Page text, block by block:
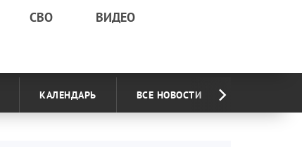
СВО ВИДЕО
КАЛЕНДАРЬ ВСЕ НОВОСТИ